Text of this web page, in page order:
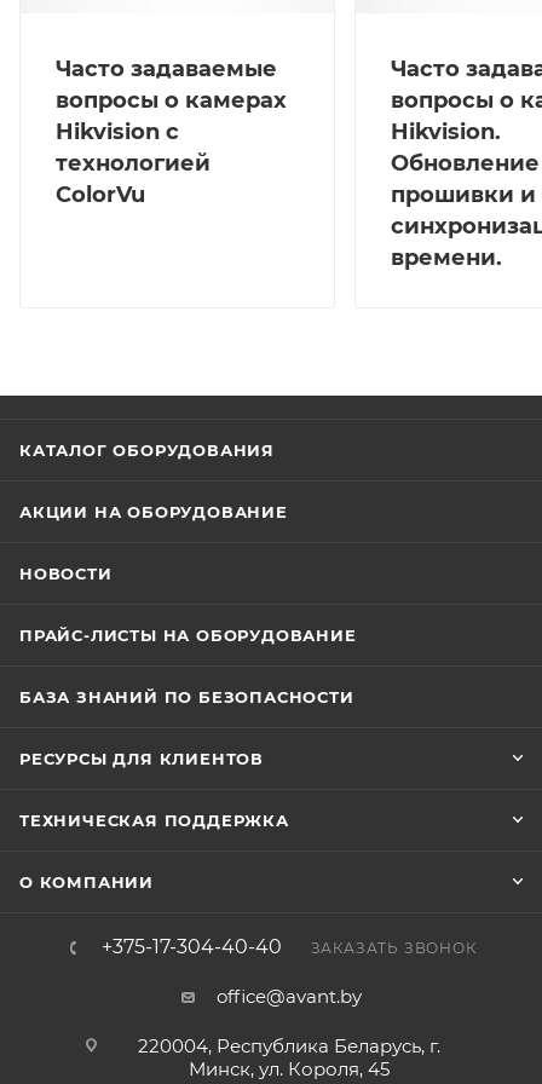
Часто задаваемые
вопросы о камерах
Hikvision с
технологией
ColorVu
Часто
вопросы о
Hikvision.
Обновление
прошивки и
времени.
КАТАЛОГ ОБОРУДОВАНИЯ
АКЦИИ НА ОБОРУДОВАНИЕ
НОВОСТИ
ПРАЙС-ЛИСТЫ НА ОБОРУДОВАНИЕ
БАЗА ЗНАНИЙ ПО БЕЗОПАСНОСТИ
РЕСУРСЫ ДЛЯ КЛИЕНТОВ
ТЕХНИЧЕСКАЯ ПОДДЕРЖКА
О КОМПАНИИ
+375-17-304-40-40 ЗАКАЗАТЬ ЗВОНОК
office@avant.by
220004, Республика Беларусь, г.
Минск, ул. Короля, 45